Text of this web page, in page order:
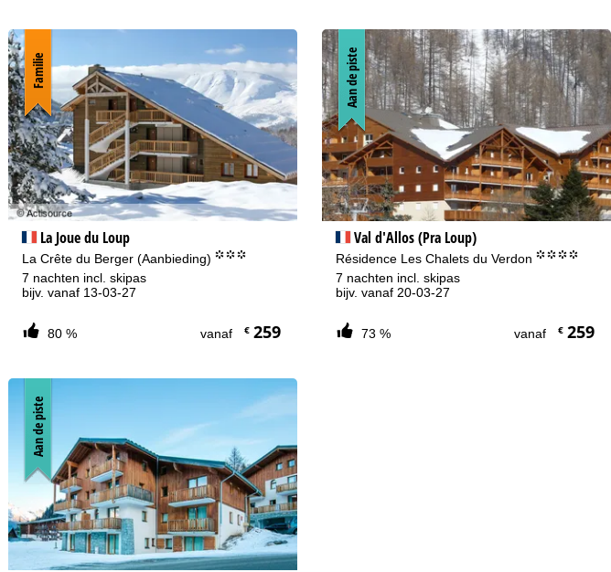
La Joue du Loup
La Crête du Berger (Aanbieding)°°°
7 nachten incl. skipas
bijv. vanaf 13-03-27
80 % vanaf €259
Familie
Val d'Allos (Pra Loup)
Résidence Les Chalets du Verdon°°°°
7 nachten incl. skipas
bijv. vanaf 20-03-27
73 % vanaf €259
Aan de piste
Aan de piste